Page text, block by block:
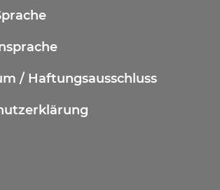
/ Haftungsausschluss